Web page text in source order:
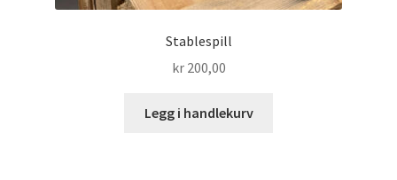
Stablespill
kr200,00
Legg i handlekurv